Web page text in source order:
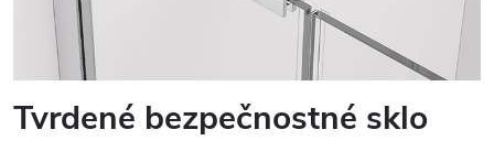
Tvrdené bezpečnostné sklo